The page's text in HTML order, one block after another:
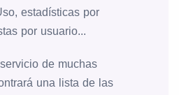
estadísticas por
por usuario...
de muchas
una lista de las